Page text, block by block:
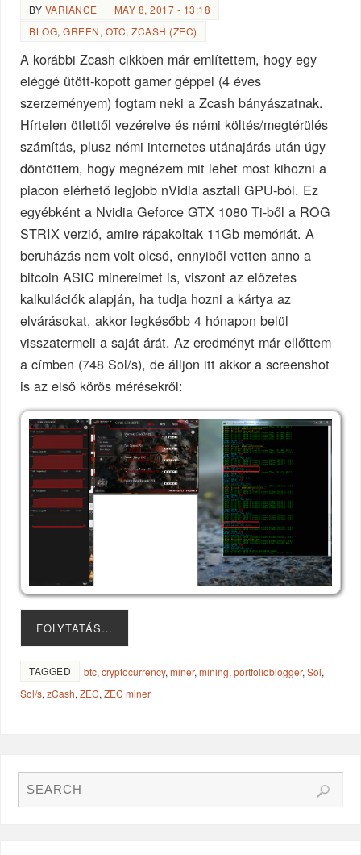
BY VARIANCE
MAY 8, 2017 - 13:18
BLOG,GREEN, OTC,ZCASH (ZEC)
A korábbi Zcash cikkben már említettem, hogy egy
eléggé ütött-kopott gamer géppel (4 éves
szerzeményem) fogtam neki a Zcash bányászatnak.
Hírtelen ötlettől vezérelve és némi költés/megtérülés
számítás, plusz némi internetes utánajárás után úgy
döntöttem, hogy megnézem mit lehet most kihozni a
piacon elérhető legjobb nVidia asztali GPU-ból. Ez
egyébként a Nvidia Geforce GTX 1080 Ti-ből a ROG
STRIX verzió, amire rápakoltak 11Gb memóriát. A
beruházás nem volt olcsó, ennyiből vetten anno a
bitcoin ASIC minereimet is, viszont az előzetes
kalkulációk alapján, ha tudja hozni a kártya az
elvárásokat, akkor legkésőbb 4 hónapon belül
visszatermeli a saját árát. Az eredményt már ellőttem
a címben (748 Sol/s), de álljon itt akkor a screenshot
is az első körös mérésekről:
FOLYTATÁS…
TAGGED btc,cryptocurrency,miner,mining,portfolioblogger,Sol,
Sol/s,zCash,ZEC,ZEC miner